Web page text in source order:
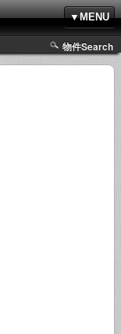
▼MENU
物件Search